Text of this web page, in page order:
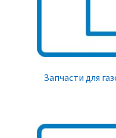
Запчасти для